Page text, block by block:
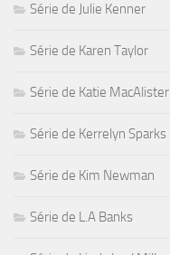
Série de Julie Kenner
Série de Karen Taylor
Série de Katie MacAlister
Série de Kerrelyn Sparks
Série de Kim Newman
Série de L.A Banks